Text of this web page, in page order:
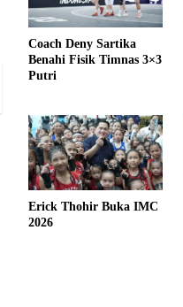
Coach Deny Sartika
Benahi Fisik Timnas 3×3
Putri
Erick Thohir Buka IMC
2026